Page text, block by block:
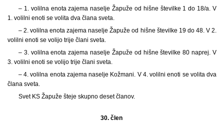
– 1. volilna enota zajema naselje Žapuže od hišne številke 1 do 18/a. V
1. volilni enoti se volita dva člana sveta.
– 2. volilna enota zajema naselje Žapuže od hišne številke 19 do 48. V 2.
volilni enoti se volijo trije člani sveta.
– 3. volilna enota zajema naselje Žapuže od hišne številke 80 naprej. V
3. volilni enoti se volijo trije člani sveta.
– 4. volilna enota zajema naselje Kožmani. V 4. volilni enoti se volita dva
člana sveta.
Svet KS Žapuže šteje skupno deset članov.
30. člen